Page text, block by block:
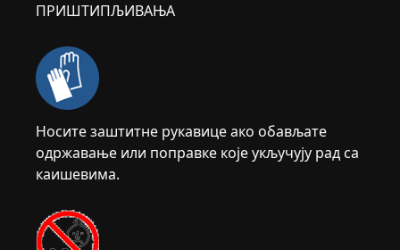
ПРИШТИПЉИВАЊА
Носите заштитне рукавице ако обављате
одржавање или поправке које укључују рад са
каишевима.